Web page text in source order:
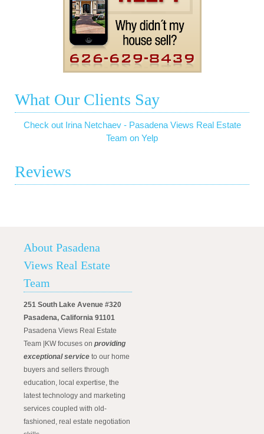
What Our Clients Say
Check out Irina Netchaev - Pasadena Views Real Estate
Team on Yelp
Reviews
About Pasadena
Views Real Estate
Team
251 South Lake Avenue #320
Pasadena, California 91101
Pasadena Views Real Estate
Team |KW focuses on providing
exceptional service to our home
buyers and sellers through
education, local expertise, the
latest technology and marketing
services coupled with old-
fashioned, real estate negotiation